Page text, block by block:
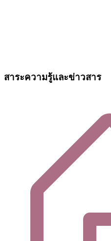
สาระความรู้และข่าวสาร